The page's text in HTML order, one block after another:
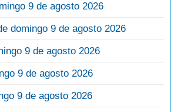
9 de agosto 2026
domingo 9 de agosto 2026
9 de agosto 2026
9 de agosto 2026
9 de agosto 2026